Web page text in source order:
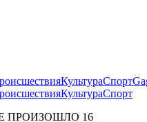
КультураСпорт
КультураСпорт